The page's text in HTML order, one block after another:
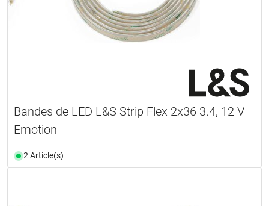
Bandes de LED L&S Strip Flex 2x36 3.4, 12 V
Emotion
2 Article(s)